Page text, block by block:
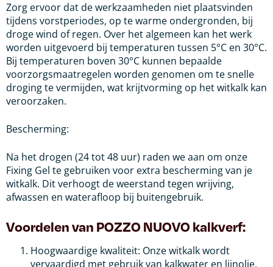
Zorg ervoor dat de werkzaamheden niet plaatsvinden
tijdens vorstperiodes, op te warme ondergronden, bij
droge wind of regen. Over het algemeen kan het werk
worden uitgevoerd bij temperaturen tussen 5°C en 30°C.
Bij temperaturen boven 30°C kunnen bepaalde
voorzorgsmaatregelen worden genomen om te snelle
droging te vermijden, wat krijtvorming op het witkalk kan
veroorzaken.
Bescherming:
Na het drogen (24 tot 48 uur) raden we aan om onze
Fixing Gel te gebruiken voor extra bescherming van je
witkalk. Dit verhoogt de weerstand tegen wrijving,
afwassen en waterafloop bij buitengebruik.
Voordelen van POZZO NUOVO kalkverf:
Hoogwaardige kwaliteit: Onze witkalk wordt
vervaardigd met gebruik van kalkwater en lijnolie,